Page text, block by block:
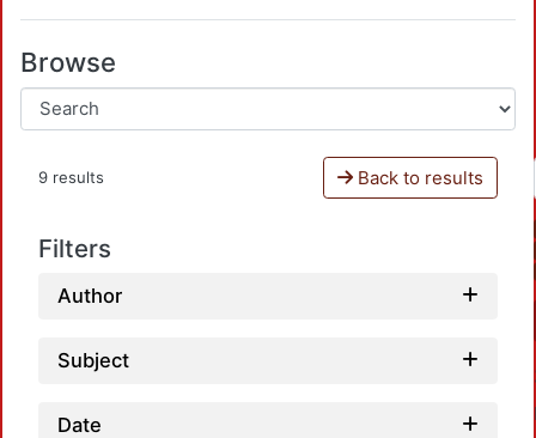
Browse
9 results Back to results
Filters
Author
Subject
Date